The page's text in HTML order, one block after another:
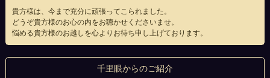
貴方様は、今まで充分に頑張ってこられました。
どうぞ貴方様のお心の内をお聴かせくださいませ。
悩める貴方様のお越しを心よりお待ち申し上げております。
千里眼からのご紹介